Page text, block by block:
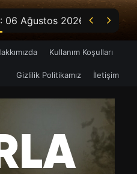
06 Ağustos 2026  
Kullanım Koşulları
Gizlilik Politikamız İletişim